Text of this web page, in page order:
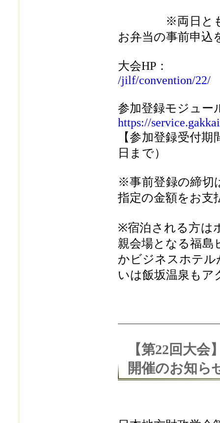
※両日とも大
お弁当の事前申込
大会HP：
/jilf/convention/22/
参加登録モジュー
https://
【参加登録受付期
日まで）
※事前登録の締切
指定の金額をお支
※宿泊される方は
親会場となる福島
かビジネスホテル
いは飯坂温泉もア
【第22回大
開催のお知ら